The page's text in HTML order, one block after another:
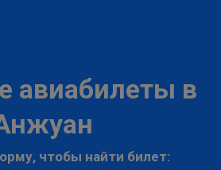
авиабилеты в
чтобы найти билет: